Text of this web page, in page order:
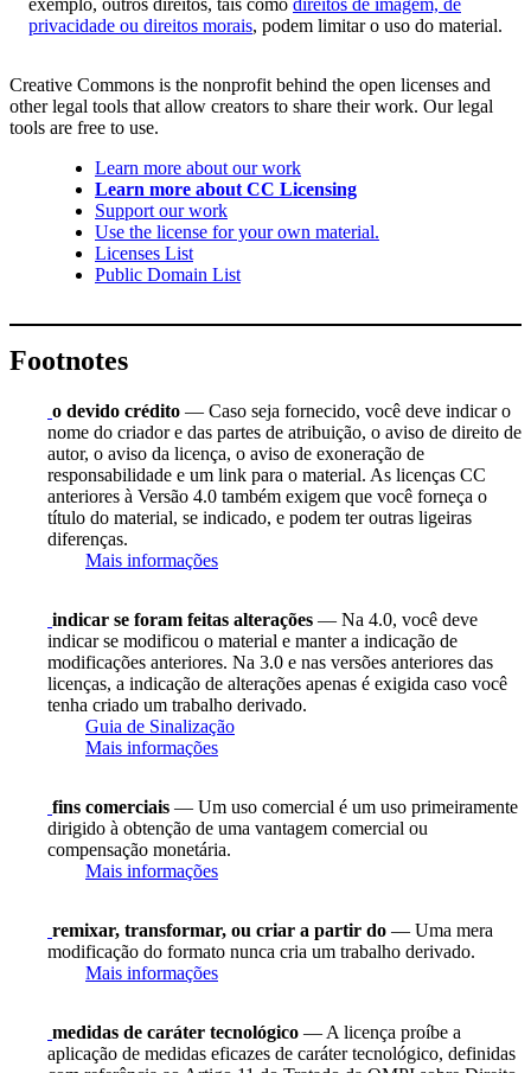
exemplo, outros direitos, tais como direitos de imagem, de
privacidade ou direitos morais, podem limitar o uso do material.
Creative Commons is the nonprofit behind the open licenses and
other legal tools that allow creators to share their work. Our legal
tools are free to use.
Learn more about our work
Learn more about CC Licensing
Support our work
Use the license for your own material.
Licenses List
Public Domain List
Footnotes
o devido crédito — Caso seja fornecido, você deve indicar o
nome do criador e das partes de atribuição, o aviso de direito de
autor, o aviso da licença, o aviso de exoneração de
responsabilidade e um link para o material. As licenças CC
anteriores à Versão 4.0 também exigem que você forneça o
título do material, se indicado, e podem ter outras ligeiras
diferenças.
Mais informações
indicar se foram feitas alterações — Na 4.0, você deve
indicar se modificou o material e manter a indicação de
modificações anteriores. Na 3.0 e nas versões anteriores das
licenças, a indicação de alterações apenas é exigida caso você
tenha criado um trabalho derivado.
Guia de Sinalização
Mais informações
fins comerciais — Um uso comercial é um uso primeiramente
dirigido à obtenção de uma vantagem comercial ou
compensação monetária.
Mais informações
remixar, transformar, ou criar a partir do — Uma mera
modificação do formato nunca cria um trabalho derivado.
Mais informações
medidas de caráter tecnológico — A licença proíbe a
aplicação de medidas eficazes de caráter tecnológico, definidas